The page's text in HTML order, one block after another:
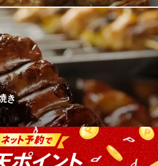
る「名物 貴族焼」は鳥貴族のこだわ
No.1メニューです。 おいしくて大きな
だけると信じています。
ペ通り店
分
真館ビル3F
き
ューから、やきとんやとろーりチー
などなど・・・沢山のメニューから